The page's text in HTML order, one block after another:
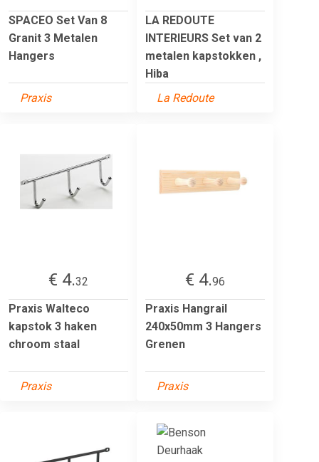
SPACEO Set Van 8
Granit 3 Metalen
Hangers
Praxis
LA REDOUTE
INTERIEURS Set van 2
metalen kapstokken ,
Hiba
La Redoute
€ 4.32
Praxis Walteco
kapstok 3 haken
chroom staal
Praxis
€ 4.96
Praxis Hangrail
240x50mm 3 Hangers
Grenen
Praxis